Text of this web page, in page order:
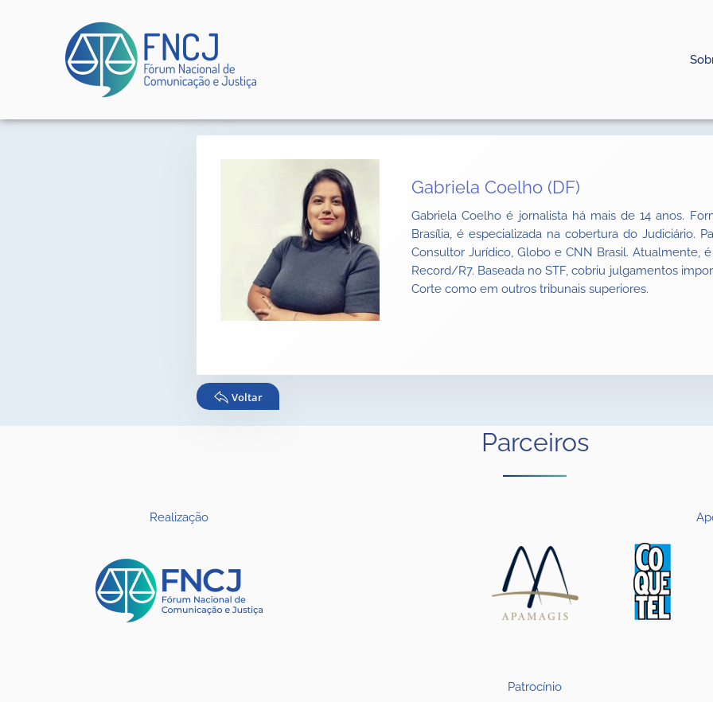
Gabriela Coelho (DF)
Gabriela Coelho é jornalista há mais de 14 anos.
Brasília, é especializada na cobertura do Judiciário.
Consultor Jurídico, Globo e CNN Brasil. Atualmente,
Record/R7. Baseada no STF, cobriu julgamentos
Corte como em outros tribunais superiores.
Voltar
Parceiros
Realização
Patrocínio